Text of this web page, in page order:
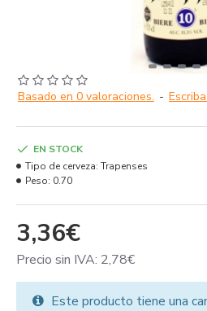
Basado en 0 valoraciones. -
3,36€
Precio sin IVA: 2,78€
EN STOCK
Tipo de cerveza: Trapenses
Peso: 0.70
Este producto tiene una